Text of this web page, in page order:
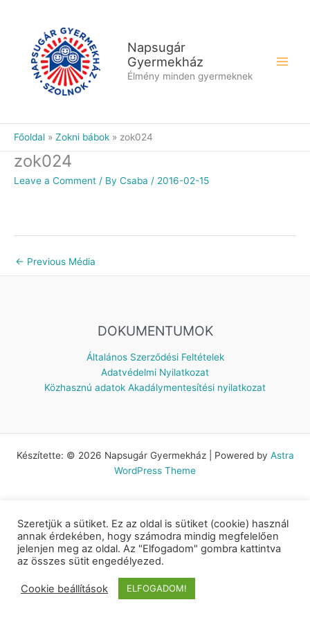
Napsugár
Gyermekház
Élmény minden gyermeknek
Főoldal Zokni bábok zok024
zok024
Leave a Comment / By Csaba / 2016-02-15
← Previous Média
DOKUMENTUMOK
Általános Szerződési Feltételek
Adatvédelmi Nyilatkozat
Közhasznú adatok Akadálymentesítési nyilatkozat
Készítette: © 2026 Napsugár Gyermekház | Powered by Astra
WordPress Theme
Szeretjük a sütiket. Ez az oldal is sütiket (cookie) használ
annak érdekében, hogy számodra mindig megfelelően
jelenjen meg az oldal. Az "Elfogadom" gombra kattintva
az összes sütit engedélyezed.
Cookie beállítások ELFOGADOM!